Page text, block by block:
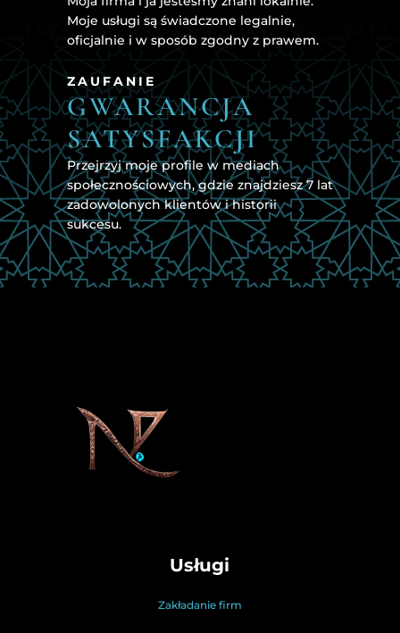
Moje usługi są świadczone legalnie,
oficjalnie i w sposób zgodny z prawem.
ZAUFANIE
GWARANCJA
SATYSFAKCJI
Przejrzyj moje profile w mediach
społecznościowych, gdzie znajdziesz 7 lat
zadowolonych klientów i historii
sukcesu.
Usługi
Zakładanie firm